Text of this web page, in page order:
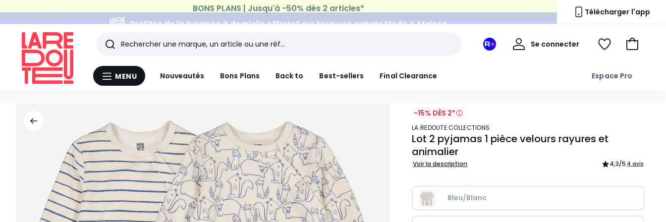
Profitez de la livraison à domicile offerte*sur tous vos achats Mode & Maison Télécharger l'app
Menu
MENU Nouveautés Bons Plans Back to Best-sellers Final Clearance Espace Pro
Rechercher
Les
derniers
consultés
Mon
Se connecter
Mon
Voir
Aller
-15% DÈS 2*
LA REDOUTE COLLECTIONS
Lot 2 pyjamas 1 pièce velours rayures et
animalier
Voir la description 4,3/5 4 avis
Bleu/Blanc